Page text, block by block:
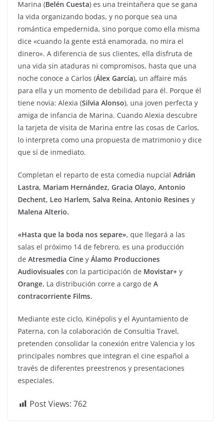
Marina (Belén Cuesta) es una treintañera que se gana
la vida organizando bodas, y no porque sea una
romántica empedernida, sino porque como ella misma
dice «cuando la gente está enamorada, no mira el
dinero». A diferencia de sus clientes, ella disfruta de
una vida sin ataduras ni compromisos, hasta que una
noche conoce a Carlos (Álex García), un affaire más
para ella y un momento de debilidad para él. Porque él
tiene novia: Alexia (Silvia Alonso), una joven perfecta y
amiga de infancia de Marina. Cuando Alexia descubre
la tarjeta de visita de Marina entre las cosas de Carlos,
lo interpreta como una propuesta de matrimonio y dice
que sí de inmediato.
Completan el reparto de esta comedia nupcial Adrián
Lastra, Mariam Hernández, Gracia Olayo, Antonio
Dechent, Leo Harlem, Salva Reina, Antonio Resines y
Malena Alterio.
«Hasta que la boda nos separe», que llegará a las
salas el próximo 14 de febrero, es una producción
de Atresmedia Cine y Álamo Producciones
Audiovisuales con la participación de Movistar+ y
Orange. La distribución corre a cargo de A
contracorriente Films.
Mediante este ciclo, Kinépolis y el Ayuntamiento de
Paterna, con la colaboración de Consultia Travel,
pretenden consolidar la conexión entre Valencia y los
principales nombres que integran el cine español a
través de diferentes preestrenos y presentaciones
especiales.
Post Views: 762